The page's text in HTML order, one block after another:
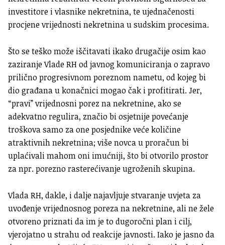
investitore i vlasnike nekretnina, te ujednačenosti
procjene vrijednosti nekretnina u sudskim procesima.
Što se teško može iščitavati ikako drugačije osim kao
zaziranje Vlade RH od javnog komuniciranja o zapravo
prilično progresivnom poreznom nametu, od kojeg bi
dio građana u konačnici mogao čak i profitirati. Jer,
“pravi” vrijednosni porez na nekretnine, ako se
adekvatno regulira, značio bi osjetnije povećanje
troškova samo za one posjednike veće količine
atraktivnih nekretnina; više novca u proračun bi
uplaćivali mahom oni imućniji, što bi otvorilo prostor
za npr. porezno rasterećivanje ugroženih skupina.
Vlada RH, dakle, i dalje najavljuje stvaranje uvjeta za
uvođenje vrijednosnog poreza na nekretnine, ali ne žele
otvoreno priznati da im je to dugoročni plan i cilj,
vjerojatno u strahu od reakcije javnosti. Iako je jasno da